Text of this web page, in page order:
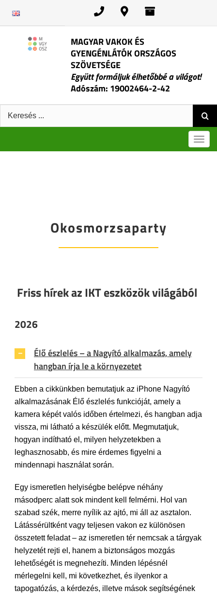
MAGYAR VAKOK ÉS
GYENGÉNLÁTÓK ORSZÁGOS
SZÖVETSÉGE
Együtt formáljuk élhetőbbé a világot!
Adószám: 19002464-2-42
Keresés:
Okosmorzsaparty
Friss hírek az IKT eszközök világából
2026
Élő észlelés – a Nagyító alkalmazás, amely
hangban írja le a környezetet
Ebben a cikkünkben bemutatjuk az iPhone Nagyító
alkalmazásának Élő észlelés funkcióját, amely a
kamera képét valós időben értelmezi, és hangban adja
vissza, mi látható a készülék előtt. Megmutatjuk,
hogyan indítható el, milyen helyzetekben a
leghasznosabb, és mire érdemes figyelni a
mindennapi használat során.
Egy ismeretlen helyiségbe belépve néhány
másodperc alatt sok mindent kell felmérni. Hol van
szabad szék, merre nyílik az ajtó, mi áll az asztalon.
Látássérültként vagy teljesen vakon ez különösen
összetett feladat – az ismeretlen tér nemcsak a tárgyak
helyzetét rejti el, hanem a biztonságos mozgás
lehetőségét is megnehezíti. Minden lépésnél
mérlegelni kell, mi következhet, és ilyenkor a
tapogatózás, a kérdezés, illetve mások segítségének